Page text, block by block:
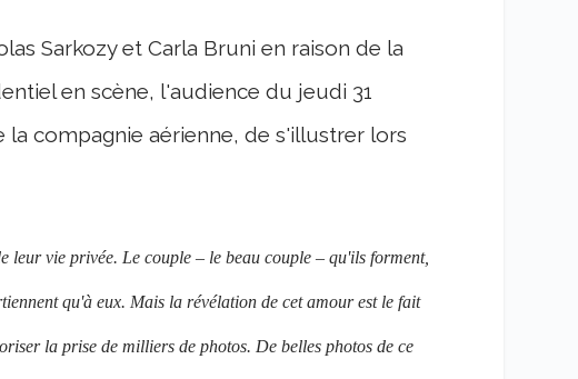
Sarkozy et Carla Bruni en raison de la
en scène, l'audience du jeudi 31
la compagnie aérienne, de s'illustrer lors
vie privée. Le couple – le beau couple – qu'ils forment,
qu'à eux. Mais la révélation de cet amour est le fait
la prise de milliers de photos. De belles photos de ce